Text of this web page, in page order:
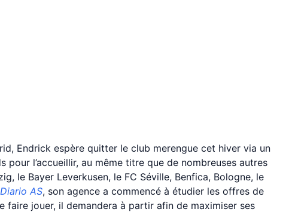
Endrick espère quitter le club merengue cet hiver via un
pour l’accueillir, au même titre que de nombreuses autres
le Bayer Leverkusen, le FC Séville, Benfica, Bologne, le
Diario AS, son agence a commencé à étudier les offres de
faire jouer, il demandera à partir afin de maximiser ses